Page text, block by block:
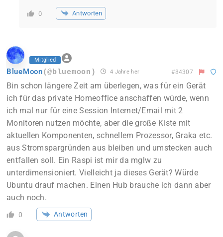
0 Antworten
Mitglied
BlueMoon(@bluemoon) 4 Jahre her #84307
Bin schon längere Zeit am überlegen, was für ein Gerät
ich für das private Homeoffice anschaffen würde, wenn
ich mal nur für eine Session Internet/Email mit 2
Monitoren nutzen möchte, aber die große Kiste mit
aktuellen Komponenten, schnellem Prozessor, Graka etc.
aus Stromspargründen aus bleiben und umstecken auch
entfallen soll. Ein Raspi ist mir da mglw zu
unterdimensioniert. Vielleicht ja dieses Gerät? Würde
Ubuntu drauf machen. Einen Hub brauche ich dann aber
auch noch.
0 Antworten